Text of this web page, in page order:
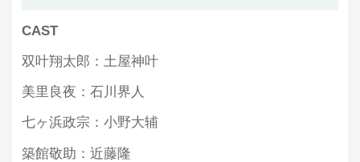
CAST
双叶翔太郎：土屋神叶
美里良夜：石川界人
七ヶ浜政宗：小野大辅
築館敬助：近藤隆